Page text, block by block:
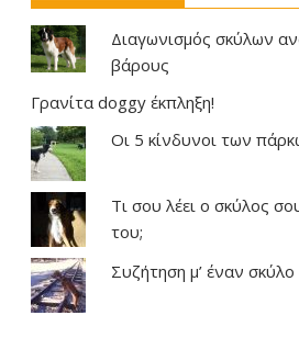
Διαγωνισμός σκύλων
βάρους
Γρανίτα doggy έκπληξη!
Οι 5 κίνδυνοι των
Τι σου λέει ο σκύλος
του;
Συζήτηση μ’ έναν